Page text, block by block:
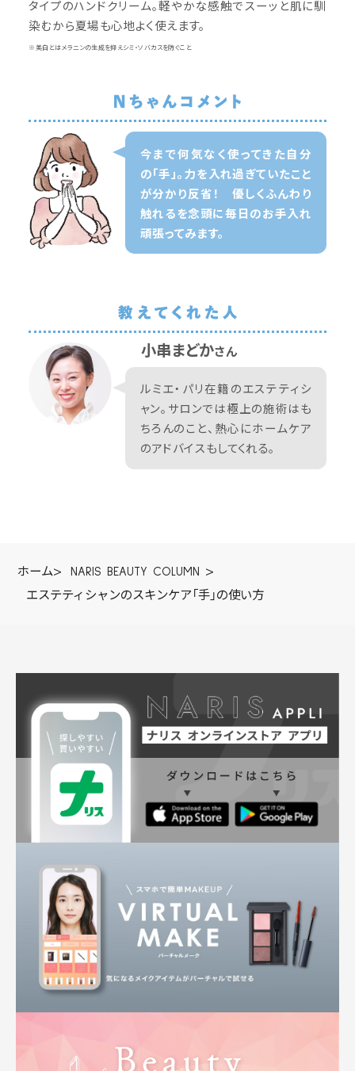
タイプのハンドクリーム。軽やかな感触でスーッと肌に馴
染むから夏場も心地よく使えます。
※美白とはメラニンの生成を抑えシミ・ソバカスを防ぐこと
今まで何気なく使ってきた自分
の「手」。力を入れ過ぎていたこと
が分かり反省！ 優しくふんわり
触れるを念頭に毎日のお手入れ
頑張ってみます。
小串まどかさん
ルミエ・パリ在籍のエステティシ
ャン。サロンでは極上の施術はも
ちろんのこと、熱心にホームケア
のアドバイスもしてくれる。
ホーム> NARIS BEAUTY COLUMN
>
エステティシャンのスキンケア「手」の使い方